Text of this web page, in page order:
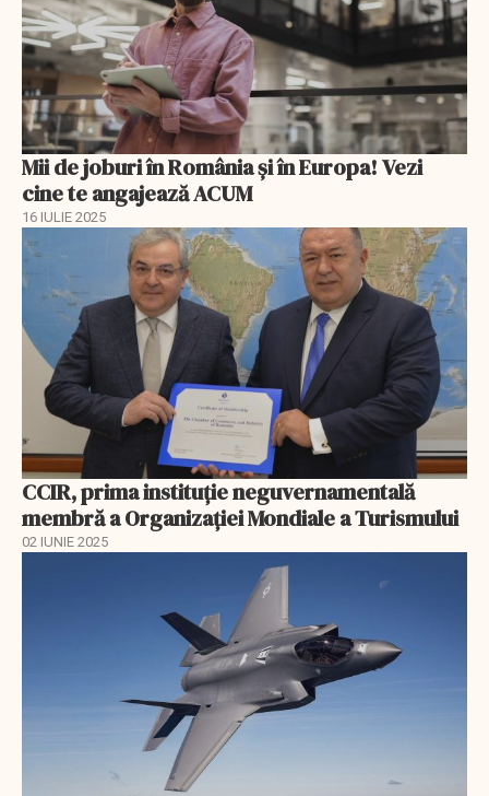
Mii de joburi în România și în Europa! Vezi
cine te angajează ACUM
16 IULIE 2025
CCIR, prima instituție neguvernamentală
membră a Organizației Mondiale a Turismului
02 IUNIE 2025